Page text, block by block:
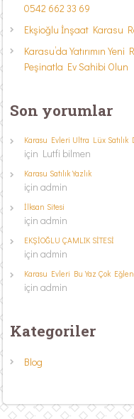
0542 662 33 69
Ekşioğlu İnşaat Karasu
Karasu’da Yatırımın
Peşinatla Ev Sahibi Olun
Son yorumlar
Karasu Evleri Ultra Lüx Satılık
için Lutfi bilmen
Karasu Satılık Yazlık
içinadmin
İlksan Sitesi
içinadmin
EKŞİOĞLU ÇAMLIK SİTESİ
içinadmin
Karasu Evleri Bu Yaz Çok
içinadmin
Kategoriler
Blog